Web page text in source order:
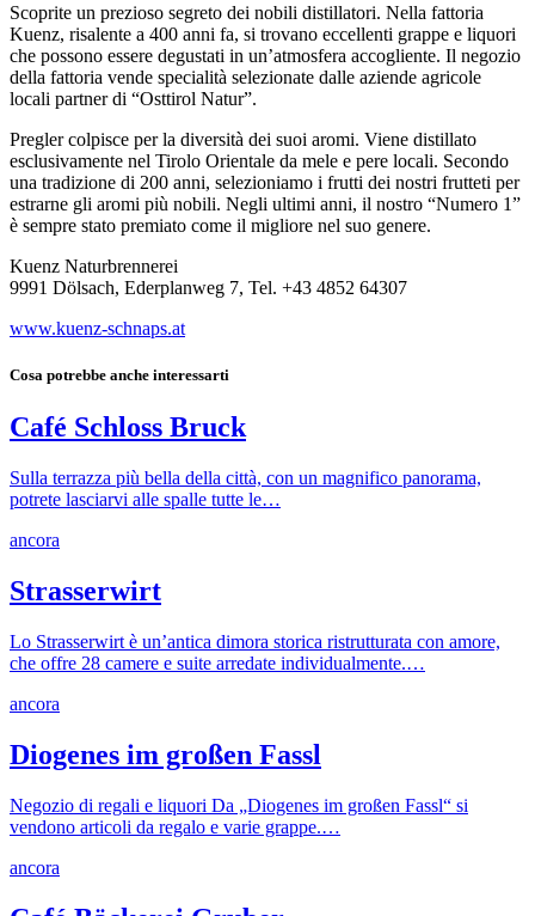
Scoprite un prezioso segreto dei nobili distillatori. Nella fattoria
Kuenz, risalente a 400 anni fa, si trovano eccellenti grappe e liquori
che possono essere degustati in un’atmosfera accogliente. Il negozio
della fattoria vende specialità selezionate dalle aziende agricole
locali partner di “Osttirol Natur”.
Pregler colpisce per la diversità dei suoi aromi. Viene distillato
esclusivamente nel Tirolo Orientale da mele e pere locali. Secondo
una tradizione di 200 anni, selezioniamo i frutti dei nostri frutteti per
estrarne gli aromi più nobili. Negli ultimi anni, il nostro “Numero 1”
è sempre stato premiato come il migliore nel suo genere.
Kuenz Naturbrennerei
9991 Dölsach, Ederplanweg 7, Tel. +43 4852 64307
www.kuenz-schnaps.at
Cosa potrebbe anche interessarti
Café Schloss Bruck
Sulla terrazza più bella della città, con un magnifico panorama,
potrete lasciarvi alle spalle tutte le…
ancora
Strasserwirt
Lo Strasserwirt è un’antica dimora storica ristrutturata con amore,
che offre 28 camere e suite arredate individualmente.…
ancora
Diogenes im großen Fassl
Negozio di regali e liquori Da „Diogenes im großen Fassl“ si
vendono articoli da regalo e varie grappe.…
ancora